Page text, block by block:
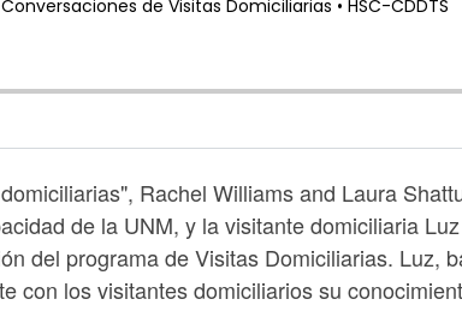
Rachel Williams and Laura
de la UNM, y la visitante domiciliaria
del programa de Visitas Domiciliarias. Luz,
con los visitantes domiciliarios su